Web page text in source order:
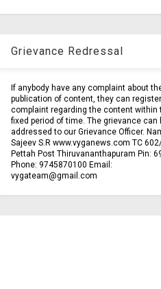
Grievance Redressal
If anybody have any complaint about
publication of content, they can
complaint regarding the content within
fixed period of time. The grievance can
addressed to our Grievance Officer.
Sajeev S.R www.vyganews.com TC
Pettah Post Thiruvananthapuram Pin:
Phone: 9745870100 Email:
vygateam@gmail.com